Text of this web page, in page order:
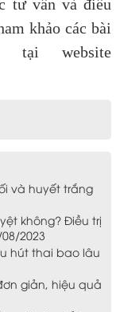
tư vấn và điều
khảo các bài
tại website
và huyết trắng
không? Điều trị
2023
hút thai bao lâu
giản, hiệu quả